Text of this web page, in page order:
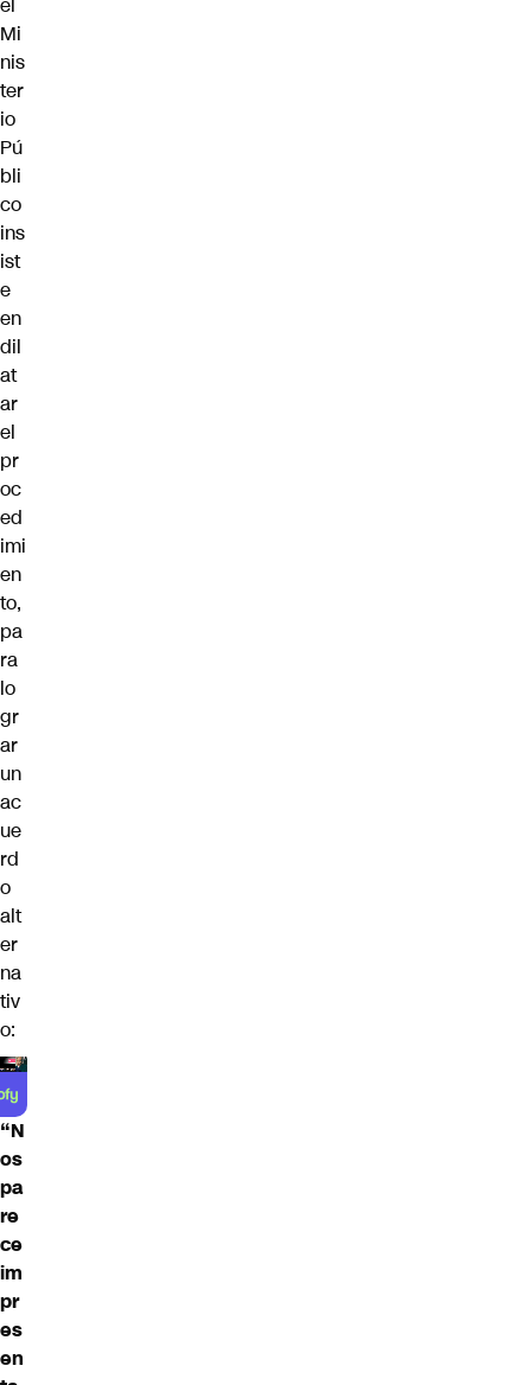
Mi
nis
ter
io
Pú
bli
co
ins
ist
e
en
dil
at
ar
el
pr
oc
ed
imi
en
to,
pa
ra
lo
gr
ar
un
ac
ue
rd
o
alt
er
na
tiv
o:
“N
os
pa
re
ce
im
pr
es
en